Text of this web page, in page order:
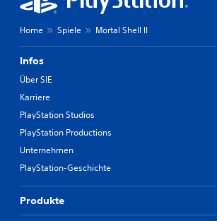
e
a
u
r
y
d
d
Home Spiele Mortal Shell II
Infos
Über SIE
Karriere
PlayStation Studios
PlayStation Productions
Unternehmen
PlayStation-Geschichte
Produkte